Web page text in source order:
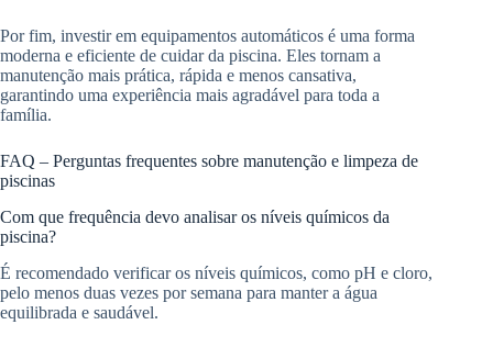
Por fim, investir em equipamentos automáticos é uma forma
moderna e eficiente de cuidar da piscina. Eles tornam a
manutenção mais prática, rápida e menos cansativa,
garantindo uma experiência mais agradável para toda a
família.
FAQ – Perguntas frequentes sobre manutenção e limpeza de
piscinas
Com que frequência devo analisar os níveis químicos da
piscina?
É recomendado verificar os níveis químicos, como pH e cloro,
pelo menos duas vezes por semana para manter a água
equilibrada e saudável.